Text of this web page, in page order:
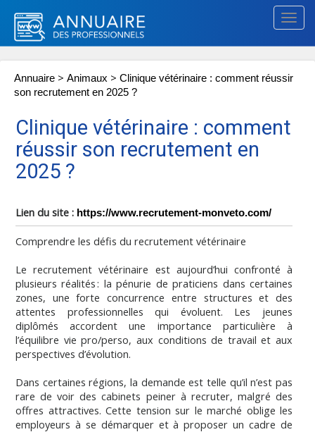
Annuaire > Animaux > Clinique vétérinaire : comment réussir
son recrutement en 2025 ?
Clinique vétérinaire : comment
réussir son recrutement en
2025 ?
Lien du site : https://www.recrutement-monveto.com/
Comprendre les défis du recrutement vétérinaire
Le recrutement vétérinaire est aujourd’hui confronté à
plusieurs réalités : la pénurie de praticiens dans certaines
zones, une forte concurrence entre structures et des
attentes professionnelles qui évoluent. Les jeunes
diplômés accordent une importance particulière à
l’équilibre vie pro/perso, aux conditions de travail et aux
perspectives d’évolution.
Dans certaines régions, la demande est telle qu’il n’est pas
rare de voir des cabinets peiner à recruter, malgré des
offres attractives. Cette tension sur le marché oblige les
employeurs à se démarquer et à proposer un cadre de